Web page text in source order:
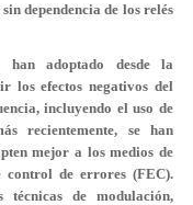
dependencia de los relés
han adoptado desde la
los efectos negativos del
incluyendo el uso de
recientemente, se han
mejor a los medios de
control de errores (FEC).
técnicas de modulación,